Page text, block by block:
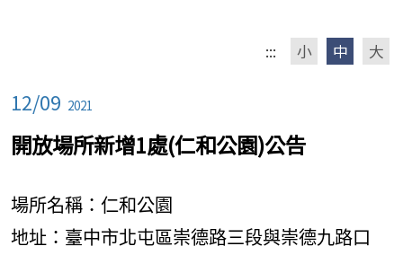
::: 小 中 大
12/09 2021
開放場所新增1處(仁和公園)公告
場所名稱：仁和公園
地址：臺中市北屯區崇德路三段與崇德九路口